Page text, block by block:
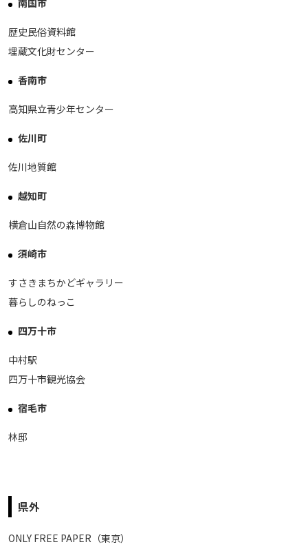
南国市
歴史民俗資料館
埋蔵文化財センター
香南市
高知県立青少年センター
佐川町
佐川地質館
越知町
横倉山自然の森博物館
須崎市
すさきまちかどギャラリー
暮らしのねっこ
四万十市
中村駅
四万十市観光協会
宿毛市
林邸
県外
ONLY FREE PAPER （東京）